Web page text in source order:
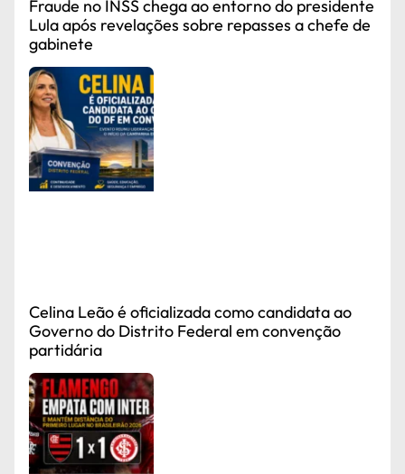
Fraude no INSS chega ao entorno do presidente
Lula após revelações sobre repasses a chefe de
gabinete
Celina Leão é oficializada como candidata ao
Governo do Distrito Federal em convenção
partidária